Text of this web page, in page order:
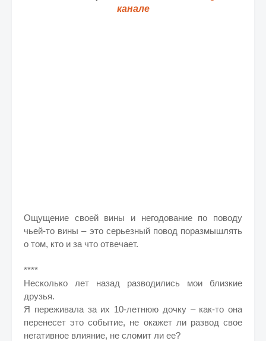
канале
Ощущение своей вины и негодование по поводу
чьей-то вины – это серьезный повод поразмышлять
о том, кто и за что отвечает.
****
Несколько лет назад разводились мои близкие
друзья.
Я переживала за их 10-летнюю дочку – как-то она
перенесет это событие, не окажет ли развод свое
негативное влияние, не сломит ли ее?